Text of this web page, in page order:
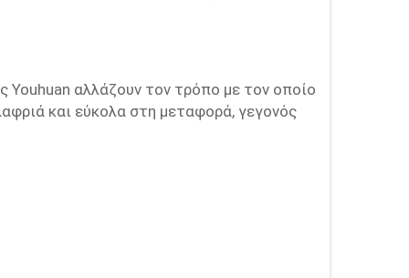
Youhuan αλλάζουν τον τρόπο με τον οποίο
και εύκολα στη μεταφορά, γεγονός
το σκούτερ σας οπουδήποτε, χωρίς
ανθρώπους, από εκείνους που